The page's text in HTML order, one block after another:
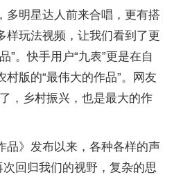
多明星达人前来合唱，更有搭
样玩法视频，让我们看到了更
”。快手用户“九表”更是在自
版的“最伟大的作品”。网友
，乡村振兴，也是最大的作
品》发布以来，各种各样的声
次回归我们的视野，复杂的思